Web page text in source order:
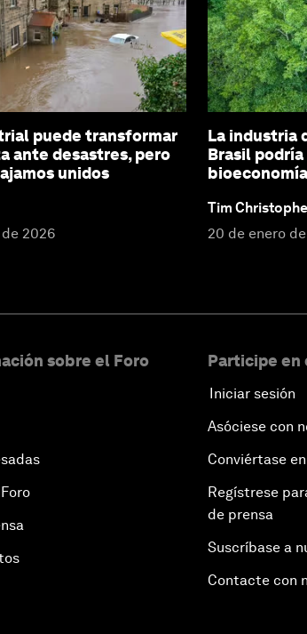
puede transformar
ante desastres, pero
unidos
2026
La industria
Brasil
Tim
20 de enero
sobre el Foro Participe en
Iniciar sesión
Asóciese con
Conviértase
Regístrese
de prensa
Suscríbase a
Contacte con